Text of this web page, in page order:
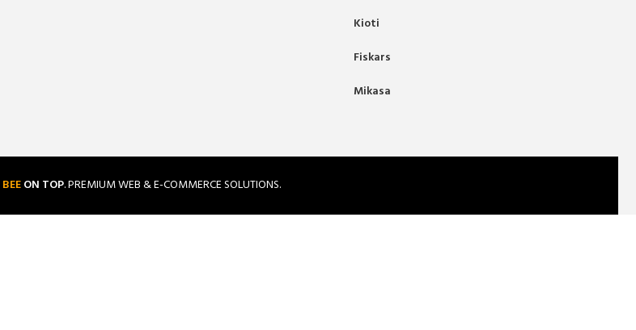
Kioti
Fiskars
Mikasa
BEEON TOP. PREMIUM WEB & E-COMMERCE SOLUTIONS.